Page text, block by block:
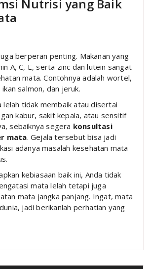
Nutrisi yang Baik
berperan penting. Makanan yang
A, C, E, serta zinc dan lutein sangat
mata. Contohnya adalah wortel,
salmon, dan jeruk.
lelah tidak membaik atau disertai
kabur, sakit kepala, atau sensitif
sebaiknya segera konsultasi
mata. Gejala tersebut bisa jadi
adanya masalah kesehatan mata
kebiasaan baik ini, Anda tidak
mata lelah tetapi juga
mata jangka panjang. Ingat, mata
jadi berikanlah perhatian yang